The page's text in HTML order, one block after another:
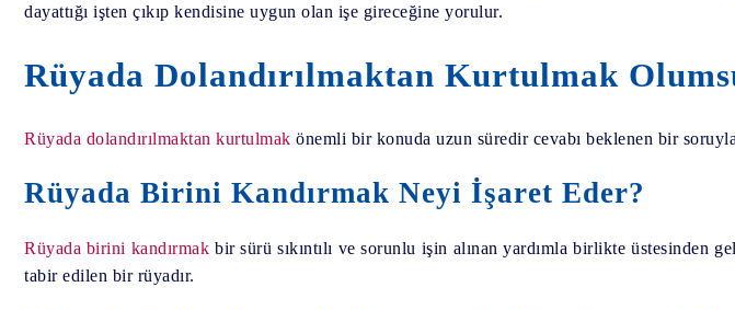
dayattığı işten çıkıp kendisine uygun olan işe gireceğine yorulur.
Rüyada Dolandırılmaktan Kurtulmak
Rüyada dolandırılmaktan kurtulmak önemli bir konuda uzun süredir cevabı beklenen bir
Rüyada Birini Kandırmak Neyi İşaret Eder?
Rüyada birini kandırmak bir sürü sıkıntılı ve sorunlu işin alınan yardımla birlikte üstesinden
tabir edilen bir rüyadır.